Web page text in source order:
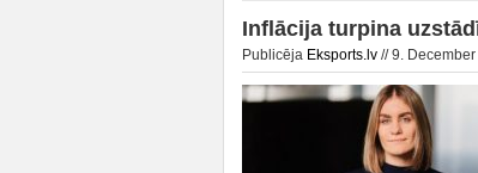
Inflācija turpina
Publicēja Eksports.lv // 9.